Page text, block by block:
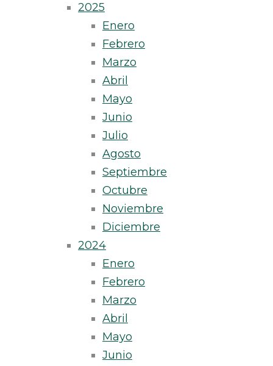
2025
Enero
Febrero
Marzo
Abril
Mayo
Junio
Julio
Agosto
Septiembre
Octubre
Noviembre
Diciembre
2024
Enero
Febrero
Marzo
Abril
Mayo
Junio